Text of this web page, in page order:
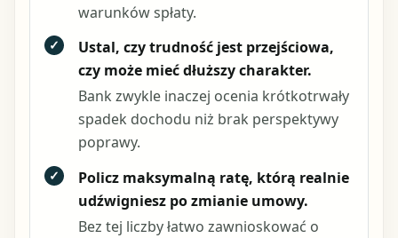
warunków spłaty.
✓
Ustal, czy trudność jest przejściowa,
czy może mieć dłuższy charakter.
Bank zwykle inaczej ocenia krótkotrwały
spadek dochodu niż brak perspektywy
poprawy.
✓
Policz maksymalną ratę, którą realnie
udźwigniesz po zmianie umowy.
Bez tej liczby łatwo zawnioskować o